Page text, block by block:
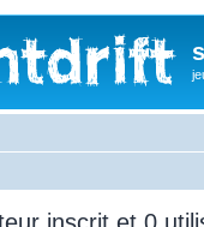
inscrit et 0